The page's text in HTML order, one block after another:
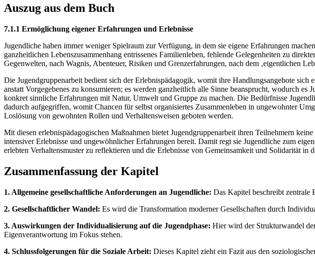
Auszug aus dem Buch
7.1.1 Ermöglichung eigener Erfahrungen und Erlebnisse
Jugendliche haben immer weniger Spielraum zur Verfügung, in dem sie eigene Erfahrungen
ganzheitlichen Lebenszusammenhang entrissenes Familienleben, fehlende Gelegenheiten zu
Gegenwelten, nach Wagnis, Abenteuer, Risiken und Grenzerfahrungen, nach dem ‚eigentlichen
Die Jugendgruppenarbeit bedient sich der Erlebnispädagogik, womit ihre Handlungsangebote
anstatt Vorgegebenes zu konsumieren; es werden ganzheitlich alle Sinne beansprucht, wodurch
konkret sinnliche Erfahrungen mit Natur, Umwelt und Gruppe zu machen. Die Bedürfnisse
dadurch aufgegriffen, womit Chancen für selbst organisiertes Zusammenleben in ungewohnter
Loslösung von gewohnten Rollen und Verhaltensweisen geboten werden.
Mit diesen erlebnispädagogischen Maßnahmen bietet Jugendgruppenarbeit ihren Teilnehmern
intensiver Erlebnisse und ungewöhnlicher Erfahrungen bereit. Damit regt sie Jugendliche zum
erlebten Verhaltensmuster zu reflektieren und die Erlebnisse von Gemeinsamkeit und Solidarität in
Zusammenfassung der Kapitel
1. Allgemeine gesellschaftliche Anforderungen an Jugendliche: Das Kapitel beschreibt zentrale
2. Gesellschaftlicher Wandel: Es wird die Transformation moderner Gesellschaften durch
3. Auswirkungen der Individualisierung auf die Jugendphase: Hier wird der Strukturwandel
Eigenverantwortung im Fokus stehen.
4. Schlussfolgerungen für die Soziale Arbeit: Dieses Kapitel zieht ein Fazit aus den